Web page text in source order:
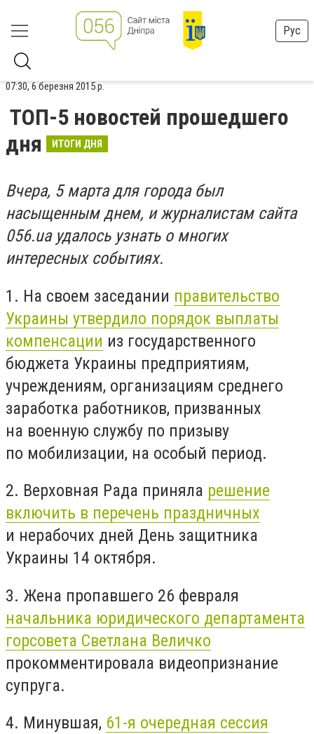
Рус
07:30, 6 березня 2015 р.
ТОП-5 новостей прошедшего
дня
ИТОГИ ДНЯ
Вчера, 5 марта для города был
насыщенным днем, и журналистам сайта
056.ua удалось узнать о многих
интересных событиях.
1. На своем заседании правительство
Украины утвердило порядок выплаты
компенсации из государственного
бюджета Украины предприятиям,
учреждениям, организациям среднего
заработка работников, призванных
на военную службу по призыву
по мобилизации, на особый период.
2. Верховная Рада приняла решение
включить в перечень праздничных
и нерабочих дней День защитника
Украины 14 октября.
3. Жена пропавшего 26 февраля
начальника юридического департамента
горсовета Светлана Величко
прокомментировала видеопризнание
супруга.
4. Минувшая, 61-я очередная сессия